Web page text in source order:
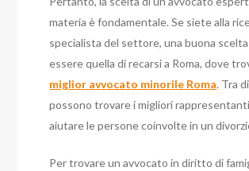
materia è fondamentale. Se siete alla
specialista del settore, una buona
essere quella di recarsi a Roma, dove
miglior avvocato minorile Roma. Tra
possono trovare i migliori
aiutare le persone coinvolte in un
Per trovare un avvocato in diritto di